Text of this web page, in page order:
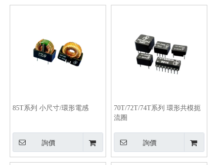
85T系列 小尺寸/環形電感
詢價
70T/72T/74T系列 環形共模扼
流圈
詢價